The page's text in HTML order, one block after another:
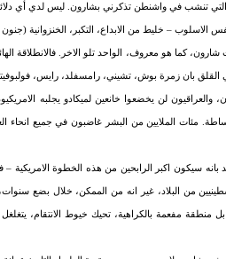
التي تنشب في واشنطن تذكرني بشارون. ليس لدي أي
الاسلوب – خليط من الابداع، التكبر، الخنزوانية
كما هو معروف، الواحد تلو الاخر. فالانطلاقة
القلق بان زمرة بوش، تشيني، رامسفلد، رايس،
والعراقيون لن يخضعوا خانعين لميكادو يجلبه
مئات الملايين من البشر غاضبون في جميع
بانه سيكون اكبر الرابحين من هذه الخطوة الامريكية –
من البلاد، غير انه من الممكن، خلال
منطقة مفعمة بالكراهية، تحيك خيوط الانتقام،